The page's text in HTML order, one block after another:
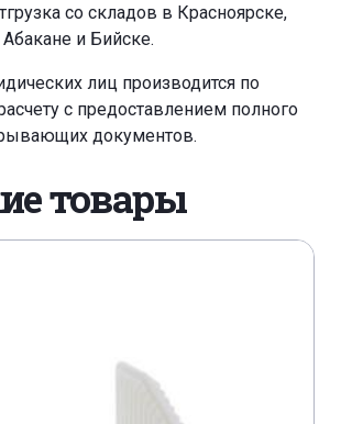
со складов в Красноярске,
и Бийске.
лиц производится по
с предоставлением полного
документов.
товары